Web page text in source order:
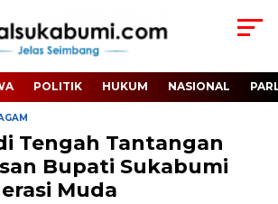
POLITIK HUKUM NASIONAL
Tengah Tantangan
Bupati Sukabumi
Muda